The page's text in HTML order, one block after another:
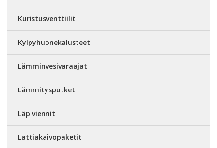
Kuristusventtiilit
Kylpyhuonekalusteet
Lämminvesivaraajat
Lämmitysputket
Läpiviennit
Lattiakaivopaketit